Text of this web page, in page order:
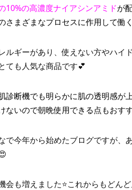
10%の高濃度ナイアシンアミドが
さまざまなプロセスに作用して働
ルギーがあり、使えない方やハイ
ても人気な商品です💕
診断機でも明らかに肌の透明感が
ないので朝晩使用できる点もおす
で今年から始めたブログですが、
会も増えました⭐️これからもどん